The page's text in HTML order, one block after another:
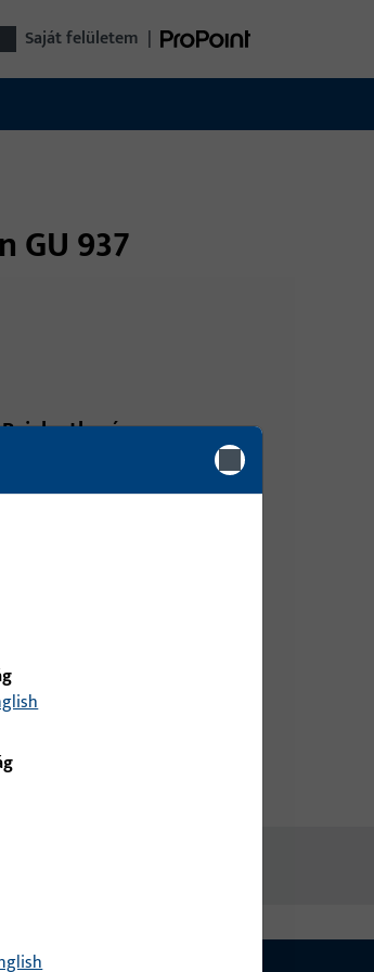
saját felületem |
GU 937
Bejelentkezés